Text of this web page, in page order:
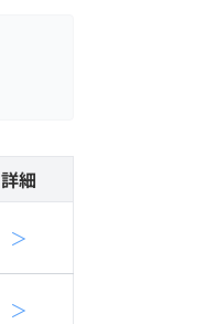
詳細
＞
＞